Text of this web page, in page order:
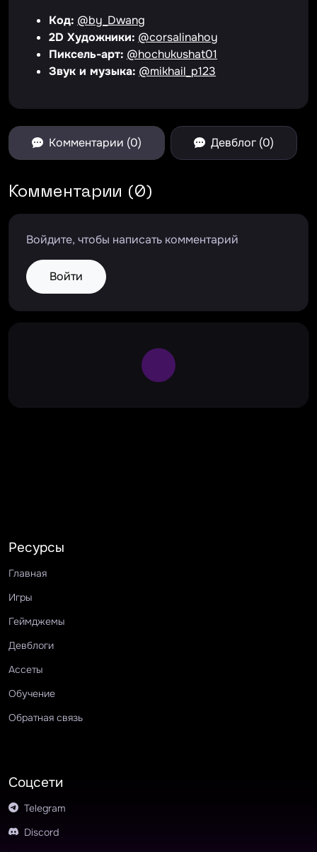
Код: @by_Dwang
2D Художники: @corsalinahoy
Пиксель-арт: @hochukushat01
Звук и музыка: @mikhail_p123
Комментарии (0) Девблог (0)
Комментарии (0)
Войдите, чтобы написать комментарий
Войти
Large Spinner
Ресурсы
Главная
Игры
Геймджемы
Девблоги
Ассеты
Обучение
Обратная связь
Соцсети
Telegram
Discord